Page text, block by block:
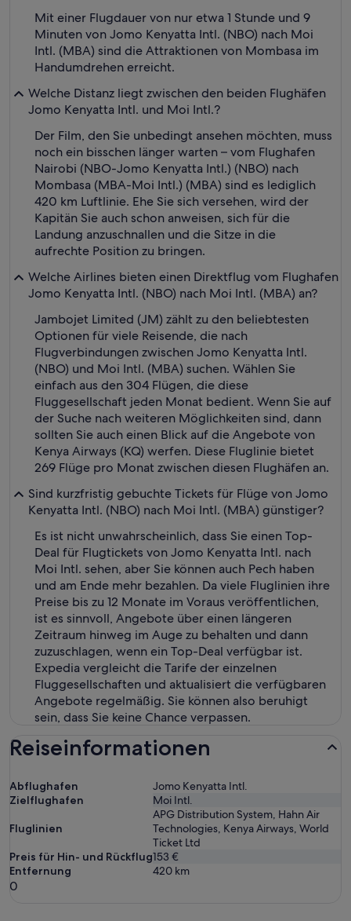
Mit einer Flugdauer von nur etwa 1 Stunde und 9
Minuten von Jomo Kenyatta Intl. (NBO) nach Moi
Intl. (MBA) sind die Attraktionen von Mombasa im
Handumdrehen erreicht.
Welche Distanz liegt zwischen den beiden Flughäfen
Jomo Kenyatta Intl. und Moi Intl.?
Der Film, den Sie unbedingt ansehen möchten, muss
noch ein bisschen länger warten – vom Flughafen
Nairobi (NBO-Jomo Kenyatta Intl.) (NBO) nach
Mombasa (MBA-Moi Intl.) (MBA) sind es lediglich
420 km Luftlinie. Ehe Sie sich versehen, wird der
Kapitän Sie auch schon anweisen, sich für die
Landung anzuschnallen und die Sitze in die
aufrechte Position zu bringen.
Welche Airlines bieten einen Direktflug vom Flughafen
Jomo Kenyatta Intl. (NBO) nach Moi Intl. (MBA) an?
Jambojet Limited (JM) zählt zu den beliebtesten
Optionen für viele Reisende, die nach
Flugverbindungen zwischen Jomo Kenyatta Intl.
(NBO) und Moi Intl. (MBA) suchen. Wählen Sie
einfach aus den 304 Flügen, die diese
Fluggesellschaft jeden Monat bedient. Wenn Sie auf
der Suche nach weiteren Möglichkeiten sind, dann
sollten Sie auch einen Blick auf die Angebote von
Kenya Airways (KQ) werfen. Diese Fluglinie bietet
269 Flüge pro Monat zwischen diesen Flughäfen an.
Sind kurzfristig gebuchte Tickets für Flüge von Jomo
Kenyatta Intl. (NBO) nach Moi Intl. (MBA) günstiger?
Es ist nicht unwahrscheinlich, dass Sie einen Top-
Deal für Flugtickets von Jomo Kenyatta Intl. nach
Moi Intl. sehen, aber Sie können auch Pech haben
und am Ende mehr bezahlen. Da viele Fluglinien ihre
Preise bis zu 12 Monate im Voraus veröffentlichen,
ist es sinnvoll, Angebote über einen längeren
Zeitraum hinweg im Auge zu behalten und dann
zuzuschlagen, wenn ein Top-Deal verfügbar ist.
Expedia vergleicht die Tarife der einzelnen
Fluggesellschaften und aktualisiert die verfügbaren
Angebote regelmäßig. Sie können also beruhigt
sein, dass Sie keine Chance verpassen.
Reiseinformationen
Abflughafen
Jomo Kenyatta Intl.
Zielflughafen
Moi Intl.
Fluglinien
APG Distribution System, Hahn Air
Technologies, Kenya Airways, World
Ticket Ltd
Preis für Hin- und Rückflug153 €
Entfernung
420 km
0